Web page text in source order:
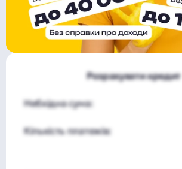
Розрахувати кредит
Небхідна сума:
Кількість платежів: